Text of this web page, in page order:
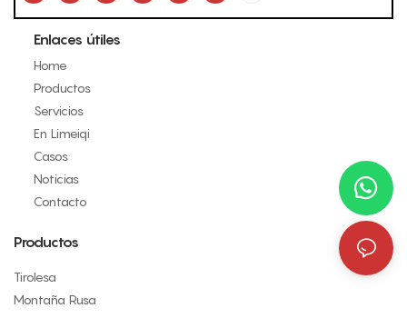
Enlaces útiles
Home
Productos
Servicios
En Limeiqi
Casos
Noticias
Contacto
Productos
Tirolesa
Montaña Rusa